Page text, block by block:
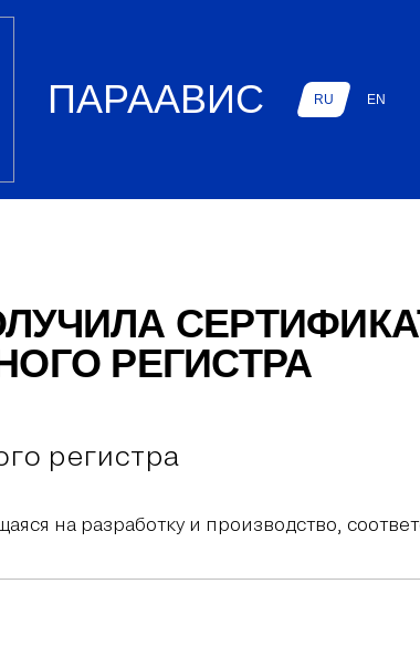
ПАРААВИС RU EN
РЕГИСТРА
регистра
на разработку и производство,